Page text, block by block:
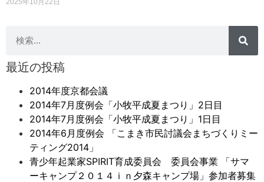
2025年10月22日
最近の投稿
2014年度京都会議
2014年7月度例会「小牧平成夏まつり」2日目
2014年7月度例会「小牧平成夏まつり」1日目
2014年6月度例会 「こまき市民討議会まちづくりミー
ティング2014」
青少年起業家SPIRIT育成委員会 委員会事業 「サマ
ーキャンプ２０１４ｉｎ夕森キャンプ場」参加者募集